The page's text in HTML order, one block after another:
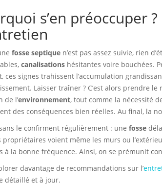
s’en préoccuper
fosse septique n’est pas assez suivie, rien
canalisations hésitantes voire bouchées.
ces signes trahissent l’accumulation
Laisser traîner ? C’est alors prendre
de l’environnement, tout comme la nécessité
des conséquences bien réelles. Au final, la
le confirment régulièrement : une fosse
propriétaires voient même les murs ou
à la bonne fréquence. Ainsi, on se prémunit
davantage de recommandations sur l’
détaillé et à jour.